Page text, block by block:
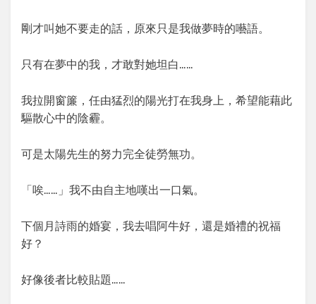
剛才叫她不要走的話，原來只是我做夢時的囈語。
只有在夢中的我，才敢對她坦白……
我拉開窗簾，任由猛烈的陽光打在我身上，希望能藉此
驅散心中的陰霾。
可是太陽先生的努力完全徒勞無功。
「唉……」我不由自主地嘆出一口氣。
下個月詩雨的婚宴，我去唱阿牛好，還是婚禮的祝福
好？
好像後者比較貼題……